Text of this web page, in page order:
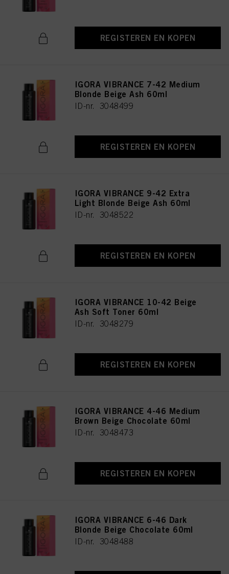
REGISTEREN EN KOPEN
IGORA VIBRANCE 7-42 Medium
Blonde Beige Ash 60ml
ID-nr. 3048499
REGISTEREN EN KOPEN
IGORA VIBRANCE 9-42 Extra
Light Blonde Beige Ash 60ml
ID-nr. 3048522
REGISTEREN EN KOPEN
IGORA VIBRANCE 10-42 Beige
Ash Soft Toner 60ml
ID-nr. 3048279
REGISTEREN EN KOPEN
IGORA VIBRANCE 4-46 Medium
Brown Beige Chocolate 60ml
ID-nr. 3048473
REGISTEREN EN KOPEN
IGORA VIBRANCE 6-46 Dark
Blonde Beige Chocolate 60ml
ID-nr. 3048488